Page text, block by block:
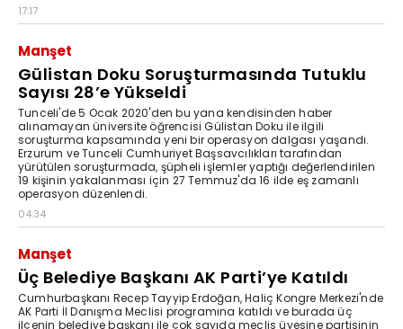
17:17
Manşet
Gülistan Doku Soruşturmasında Tutuklu
Sayısı 28’e Yükseldi
Tunceli'de 5 Ocak 2020'den bu yana kendisinden haber
alınamayan üniversite öğrencisi Gülistan Doku ile ilgili
soruşturma kapsamında yeni bir operasyon dalgası yaşandı.
Erzurum ve Tunceli Cumhuriyet Başsavcılıkları tarafından
yürütülen soruşturmada, şüpheli işlemler yaptığı değerlendirilen
19 kişinin yakalanması için 27 Temmuz'da 16 ilde eş zamanlı
operasyon düzenlendi.
04:34
Manşet
Üç Belediye Başkanı AK Parti’ye Katıldı
Cumhurbaşkanı Recep Tayyip Erdoğan, Haliç Kongre Merkezi'nde
AK Parti İl Danışma Meclisi programına katıldı ve burada üç
ilçenin belediye başkanı ile çok sayıda meclis üyesine partisinin